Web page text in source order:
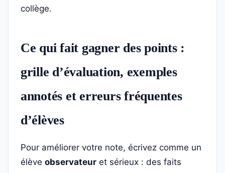
collège.
Ce qui fait gagner des points :
grille d’évaluation, exemples
annotés et erreurs fréquentes
d’élèves
Pour améliorer votre note, écrivez comme un
élève observateur et sérieux : des faits